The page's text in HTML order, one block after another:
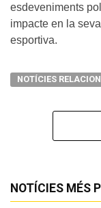
esdeveniments
impacte en la
esportiva.
NOTÍCIES
NOTÍCIES MÉS